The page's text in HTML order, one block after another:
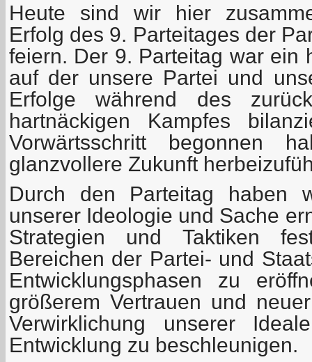
Heute sind wir hier
Erfolg des 9. Parteitages der
feiern. Der 9. Parteitag war ein
auf der unsere Partei und
Erfolge während des
hartnäckigen Kampfes
Vorwärtsschritt begonnen
glanzvollere Zukunft
Durch den Parteitag haben
unserer Ideologie und Sache
Strategien und Taktiken
Bereichen der Partei- und
Entwicklungsphasen zu
größerem Vertrauen und
Verwirklichung unserer
Entwicklung zu beschleunigen.